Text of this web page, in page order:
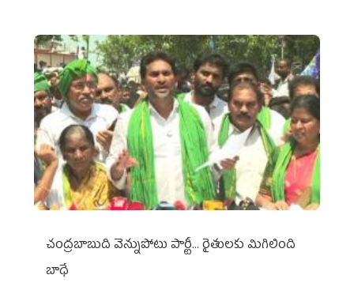
చంద్రబాబుది వెన్నుపోటు పార్టీ... రైతులకు మిగిలింది
బాధే